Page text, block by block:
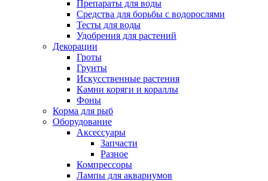
Препараты для воды
Средства для борьбы с водорослями
Тесты для воды
Удобрения для растений
Декорации
Гроты
Грунты
Искусственные растения
Камни коряги и кораллы
Фоны
Корма для рыб
Оборудование
Аксессуары
Запчасти
Разное
Компрессоры
Лампы для аквариумов